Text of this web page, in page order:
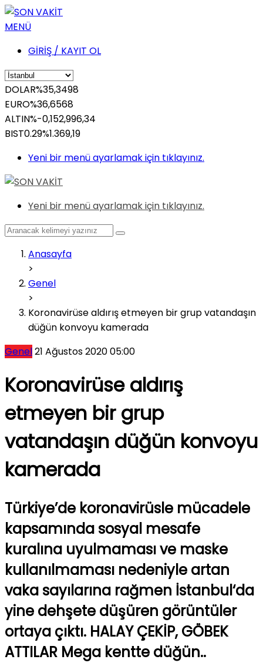
MENÜ
GİRİŞ / KAYIT OL
DOLAR%35,3498
EURO%36,6568
ALTIN%-0,152,996,34
BIST0.29%1.369,19
Yeni bir menü ayarlamak için tıklayınız.
Yeni bir menü ayarlamak için tıklayınız.
Anasayfa
>
Genel
>
Koronavirüse aldırış etmeyen bir grup vatandaşın
düğün konvoyu kamerada
Genel21 Ağustos 2020 05:00
Koronavirüse aldırış
etmeyen bir grup
vatandaşın düğün konvoyu
kamerada
Türkiye’de koronavirüsle mücadele
kapsamında sosyal mesafe
kuralına uyulmaması ve maske
kullanılmaması nedeniyle artan
vaka sayılarına rağmen İstanbul‘da
yine dehşete düşüren görüntüler
ortaya çıktı. HALAY ÇEKİP, GÖBEK
ATTILAR Mega kentte düğün..